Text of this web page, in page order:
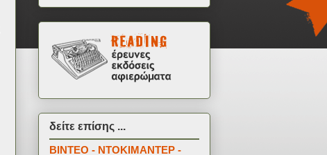
δείτε επίσης ...
ΒΙΝΤΕΟ - ΝΤΟΚΙΜΑΝΤΕΡ -